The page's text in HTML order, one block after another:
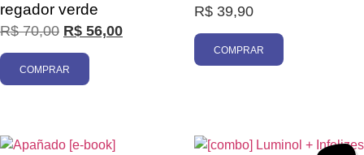
Promoção
regador verde
R$70,00 R$ 56,00
COMPRAR
R$ 39,90
COMPRAR